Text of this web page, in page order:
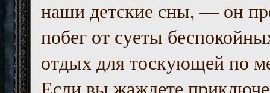
наши детские сны, — он
побег от суеты
отдых для тоскующей по